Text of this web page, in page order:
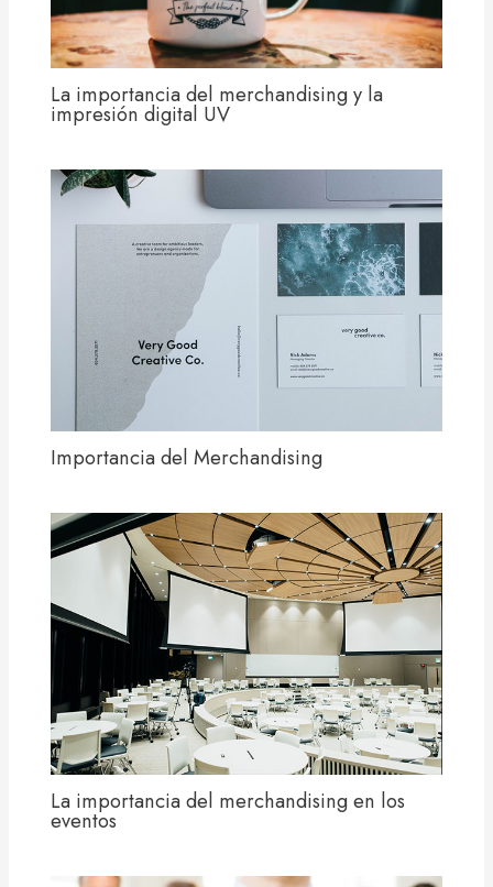
La importancia del merchandising y la
impresión digital UV
Importancia del Merchandising
La importancia del merchandising en los
eventos